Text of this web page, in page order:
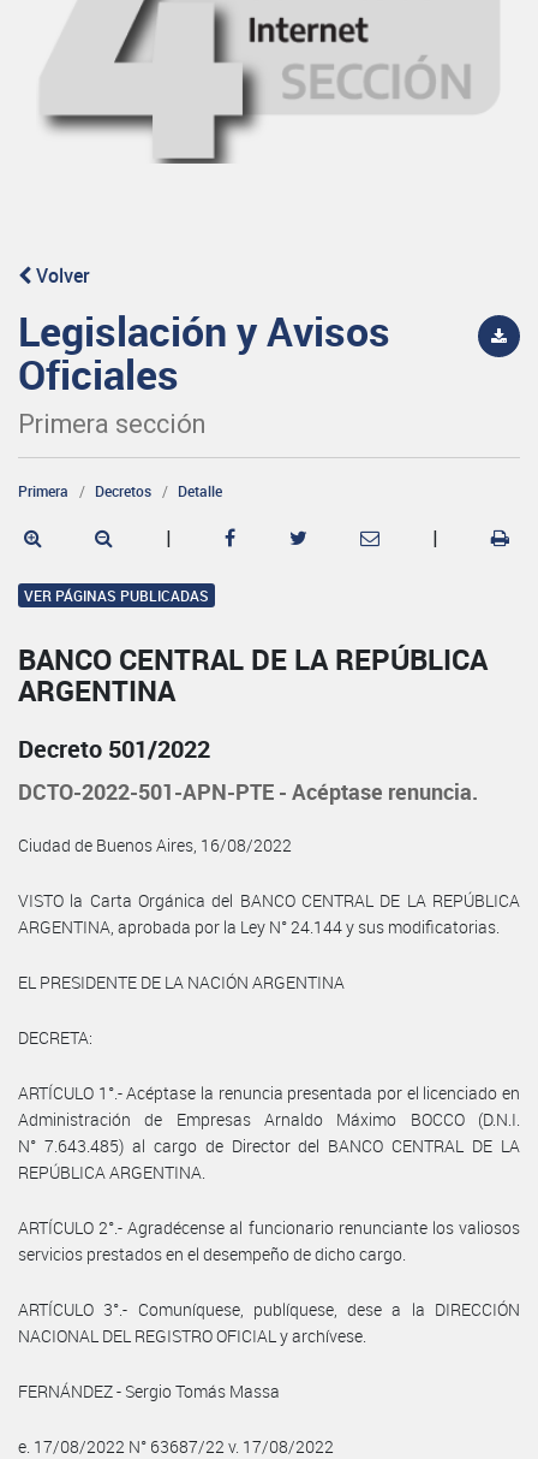
Volver
Legislación y Avisos
Oficiales
Primera sección
Primera Decretos Detalle
| |
VER PÁGINAS PUBLICADAS
BANCO CENTRAL DE LA REPÚBLICA
ARGENTINA
Decreto 501/2022
DCTO-2022-501-APN-PTE - Acéptase renuncia.
Ciudad de Buenos Aires, 16/08/2022
VISTO la Carta Orgánica del BANCO CENTRAL DE LA REPÚBLICA
ARGENTINA, aprobada por la Ley N° 24.144 y sus modificatorias.
EL PRESIDENTE DE LA NACIÓN ARGENTINA
DECRETA:
ARTÍCULO 1°.- Acéptase la renuncia presentada por el licenciado en
Administración de Empresas Arnaldo Máximo BOCCO (D.N.I.
N° 7.643.485) al cargo de Director del BANCO CENTRAL DE LA
REPÚBLICA ARGENTINA.
ARTÍCULO 2°.- Agradécense al funcionario renunciante los valiosos
servicios prestados en el desempeño de dicho cargo.
ARTÍCULO 3°.- Comuníquese, publíquese, dese a la DIRECCIÓN
NACIONAL DEL REGISTRO OFICIAL y archívese.
FERNÁNDEZ - Sergio Tomás Massa
e. 17/08/2022 N° 63687/22 v. 17/08/2022